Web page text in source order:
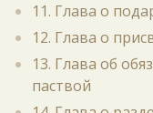
11. Глава о
12. Глава о
13. Глава об
паствой